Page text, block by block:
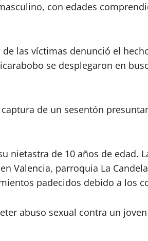
con edades
las víctimas denunció el
se desplegaron en
de un sesentón
nietastra de 10 años de edad.
Valencia, parroquia La
padecidos debido a los
abuso sexual contra un